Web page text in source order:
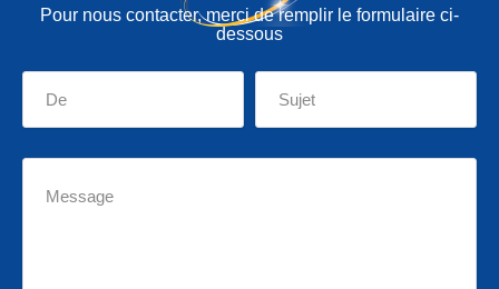
Pour nous contacter, merci de remplir le formulaire ci-
dessous